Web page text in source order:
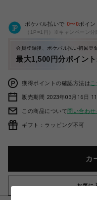
ポケパル払いで 0〜0ポイン
（1P=1円）※キャンペーン分
会員登録後、ポケパル払い初回登
最大1,500円分ポイン
獲得ポイントの確認方法は こ
販売期間 2023年03月16日
この商品について問い合わせ
ギフト：ラッピング不可
カ
お気に